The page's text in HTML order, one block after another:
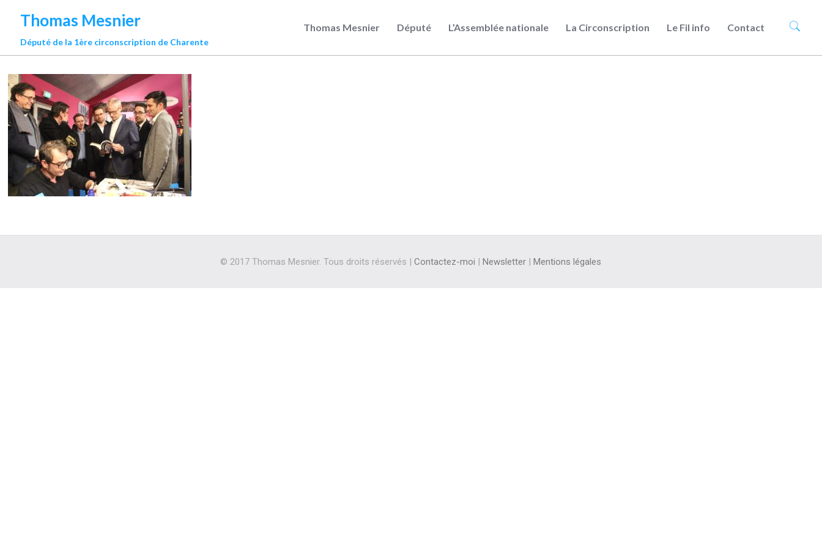
Thomas Mesnier
Député de la 1ère circonscription de Charente
Thomas Mesnier Député L’Assemblée nationale La Circonscription Le Fil info Contact
© 2017 Thomas Mesnier. Tous droits réservés |Contactez-moi |Newsletter |Mentions légales